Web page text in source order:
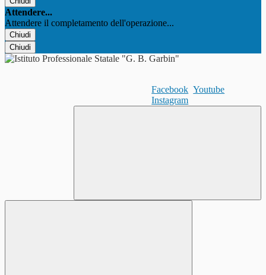
Attendere...
Attendere il completamento dell'operazione...
Chiudi
Chiudi
Facebook Youtube
Instagram